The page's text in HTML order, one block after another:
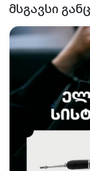
ᲛᲡᲒᲐᲕᲡᲘ